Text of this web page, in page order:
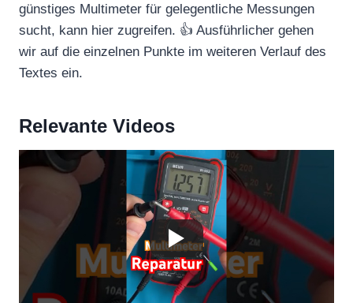
günstiges Multimeter für gelegentliche Messungen
sucht, kann hier zugreifen. 👍 Ausführlicher gehen
wir auf die einzelnen Punkte im weiteren Verlauf des
Textes ein.
Relevante Videos